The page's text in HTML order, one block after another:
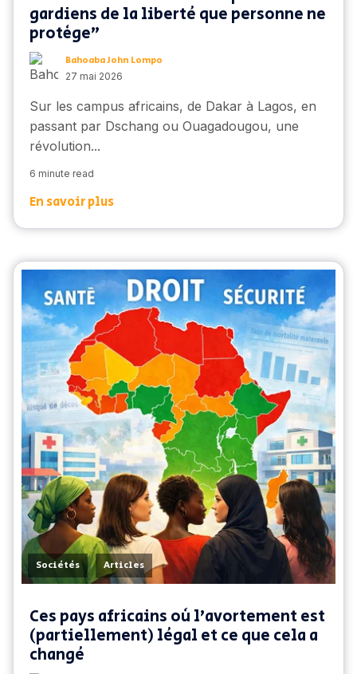
gardiens de la liberté que personne ne
protège"
Bahoaba John Lompo
27 mai 2026
Sur les campus africains, de Dakar à Lagos, en
passant par Dschang ou Ouagadougou, une
révolution...
6 minute read
En savoir plus
Sociétés , Articles
Ces pays africains où l'avortement est
(partiellement) légal et ce que cela a
changé